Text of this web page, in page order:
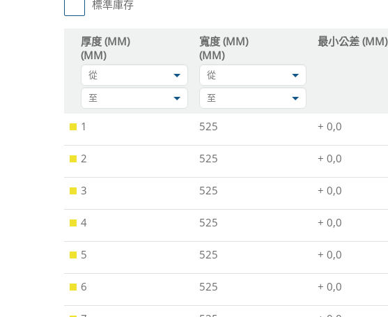
標準庫存
厚度 (MM)
(MM)
從
至
寬度 (MM)
(MM)
從
至
最小公差 (MM)
1 525 + 0,0
2 525 + 0,0
3 525 + 0,0
4 525 + 0,0
5 525 + 0,0
6 525 + 0,0